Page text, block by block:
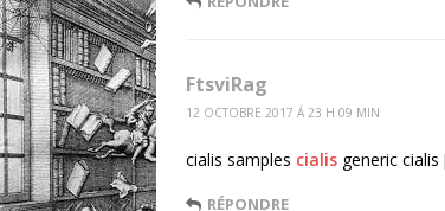
FtsviRag
12 OCTOBRE 2017 Á 23 H 09 MIN
cialis samples cialis generic
RÉPONDRE